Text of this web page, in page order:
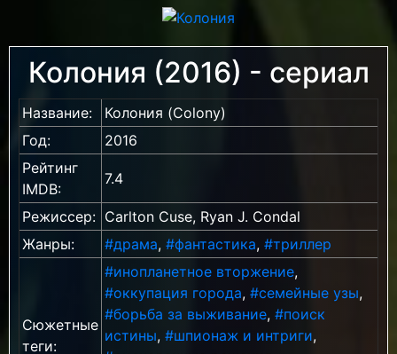
Колония (2016) - сериал
Название:
Колония (Colony)
Год:
2016
Рейтинг
IMDB:
7.4
Режиссер: Carlton Cuse, Ryan J. Condal
Жанры:
#драма, #фантастика, #триллер
Сюжетные
теги:
#инопланетное вторжение,
#оккупация города, #семейные узы,
#борьба за выживание, #поиск
истины, #шпионаж и интриги,